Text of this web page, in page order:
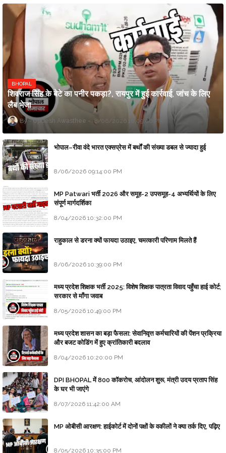
BHOPAL
शिवराज सिंह के बेटे का पनीर पकड़ा?, रायपुर में हुई कार्रवाई, जांच के लिए
लैब भेजा
Updesh Awasthee 8/06/2026 10:09:00 PM
भोपाल–रीवा वंदे भारत एक्सप्रेस में बर्थों की संख्या डबल से ज्यादा हुई
8/06/2026 09:14:00 PM
MP Patwari भर्ती 2026 और समूह-2 उपसमूह-4 अभ्यर्थियों के लिए
संपूर्ण मार्गदर्शिका
8/04/2026 10:32:00 PM
राहुकाल से डरना क्यों फायदा उठाइए, चमत्कारी परिणाम मिलते हैं
8/06/2026 10:39:00 PM
मध्य प्रदेश शिक्षक भर्ती 2025: विशेष शिक्षक पात्रता विवाद पहुँचा हाई कोर्ट;
सरकार से माँगा जवाब
8/05/2026 10:49:00 PM
मध्य प्रदेश शासन का बड़ा फैसला: सेवानिवृत्त कर्मचारियों की पेंशन प्रक्रिया
और बजट कोडिंग में हुए क्रांतिकारी बदलाव
8/04/2026 10:20:00 PM
DPI BHOPAL में 800 कॉकरोच, आंदोलन शुरू, मंत्री उदय प्रताप सिंह
के घर भी जाएंगे
8/07/2026 11:42:00 AM
MP ओबीसी आरक्षण: हाईकोर्ट में दोनों पक्षों के वकीलों ने क्या तर्क दिए, पढ़िए
8/05/2026 10:35:00 PM